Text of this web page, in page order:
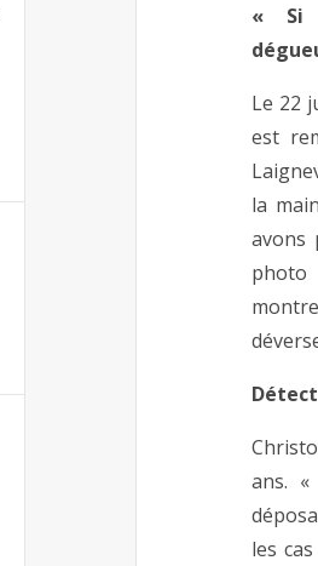
« Si
Le 22
est
la
avons
photo
ans.
les